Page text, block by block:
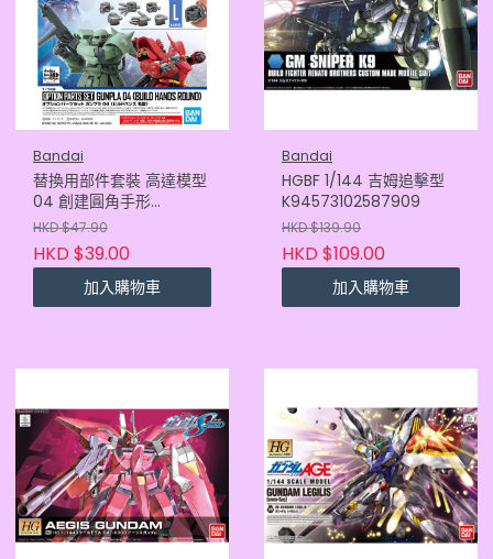
Bandai
替換用部件套裝 高達模型
04 創建圓角手形
4573102667069
HKD $47.90
HKD $39.00
加入購物車
Bandai
HGBF 1/144 吉姆追擊型
K94573102587909
HKD $139.90
HKD $109.00
加入購物車